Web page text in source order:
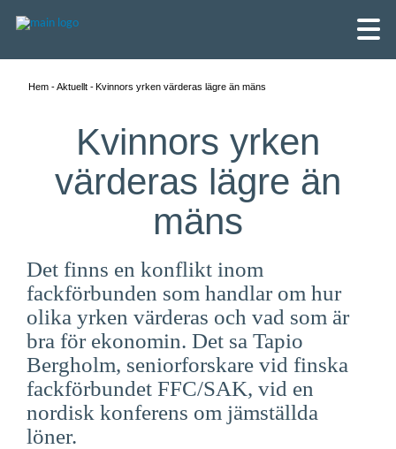
English
Skandinaviska
Suomi
Hem Aktuellt Kvinnors yrken värderas lägre än mäns
Kvinnors yrken
värderas lägre än
mäns
Det finns en konflikt inom
fackförbunden som handlar om hur
olika yrken värderas och vad som är
bra för ekonomin. Det sa Tapio
Bergholm, seniorforskare vid finska
fackförbundet FFC/SAK, vid en
nordisk konferens om jämställda
löner.